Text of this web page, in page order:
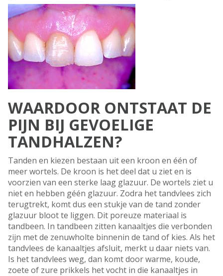
WAARDOOR ONTSTAAT DE
PIJN BIJ GEVOELIGE
TANDHALZEN?
Tanden en kiezen bestaan uit een kroon en één of
meer wortels. De kroon is het deel dat u ziet en is
voorzien van een sterke laag glazuur. De wortels ziet u
niet en hebben géén glazuur. Zodra het tandvlees zich
terugtrekt, komt dus een stukje van de tand zonder
glazuur bloot te liggen. Dit poreuze materiaal is
tandbeen. In tandbeen zitten kanaaltjes die verbonden
zijn met de zenuwholte binnenin de tand of kies. Als het
tandvlees de kanaaltjes afsluit, merkt u daar niets van.
Is het tandvlees weg, dan komt door warme, koude,
zoete of zure prikkels het vocht in die kanaaltjes in